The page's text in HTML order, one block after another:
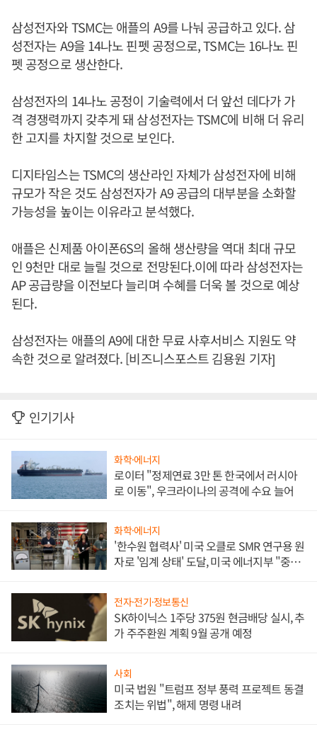
삼성전자와 TSMC는 애플의 A9를 나눠 공급하고 있다. 삼
성전자는 A9을 14나노 핀펫 공정으로, TSMC는 16나노 핀
펫 공정으로 생산한다.
삼성전자의 14나노 공정이 기술력에서 더 앞선 데다가 가
격 경쟁력까지 갖추게 돼 삼성전자는 TSMC에 비해 더 유리
한 고지를 차지할 것으로 보인다.
디지타임스는 TSMC의 생산라인 자체가 삼성전자에 비해
규모가 작은 것도 삼성전자가 A9 공급의 대부분을 소화할
가능성을 높이는 이유라고 분석했다.
애플은 신제품 아이폰6S의 올해 생산량을 역대 최대 규모
인 9천만 대로 늘릴 것으로 전망된다.이에 따라 삼성전자는
AP 공급량을 이전보다 늘리며 수혜를 더욱 볼 것으로 예상
된다.
삼성전자는 애플의 A9에 대한 무료 사후서비스 지원도 약
속한 것으로 알려졌다. [비즈니스포스트 김용원 기자]
인기기사
화학·에너지
로이터 "정제연료 3만 톤 한국에서 러시아
로 이동", 우크라이나의 공격에 수요 늘어
화학·에너지
'한수원 협력사' 미국 오클로 SMR 연구용 원
자로 '임계 상태' 도달, 미국 에너지부 "중요
전자·전기·정보통신
SK하이닉스 1주당 375원 현금배당 실시, 추
가 주주환원 계획 9월 공개 예정
사회
미국 법원 "트럼프 정부 풍력 프로젝트 동결
조치는 위법", 해제 명령 내려